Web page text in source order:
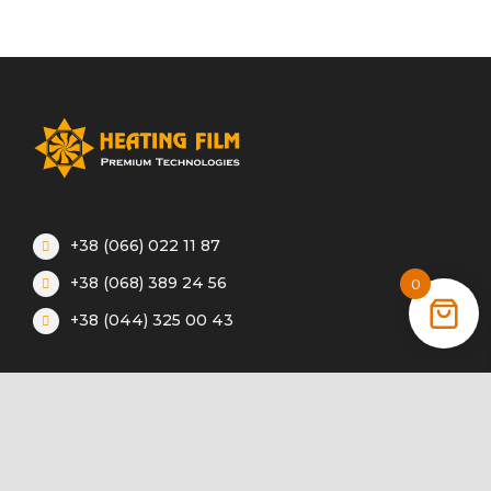
+38 (066) 022 11 87
+38 (068) 389 24 56
+38 (044) 325 00 43
0